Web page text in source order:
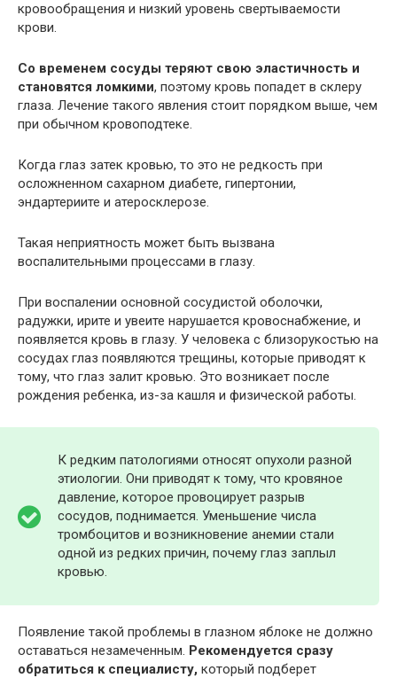
кровообращения и низкий уровень свертываемости
крови.
Со временем сосуды теряют свою эластичность и
становятся ломкими, поэтому кровь попадет в склеру
глаза. Лечение такого явления стоит порядком выше, чем
при обычном кровоподтеке.
Когда глаз затек кровью, то это не редкость при
осложненном сахарном диабете, гипертонии,
эндартериите и атеросклерозе.
Такая неприятность может быть вызвана
воспалительными процессами в глазу.
При воспалении основной сосудистой оболочки,
радужки, ирите и увеите нарушается кровоснабжение, и
появляется кровь в глазу. У человека с близорукостью на
сосудах глаз появляются трещины, которые приводят к
тому, что глаз залит кровью. Это возникает после
рождения ребенка, из-за кашля и физической работы.
К редким патологиями относят опухоли разной
этиологии. Они приводят к тому, что кровяное
давление, которое провоцирует разрыв
сосудов, поднимается. Уменьшение числа
тромбоцитов и возникновение анемии стали
одной из редких причин, почему глаз заплыл
кровью.
Появление такой проблемы в глазном яблоке не должно
оставаться незамеченным. Рекомендуется сразу
обратиться к специалисту, который подберет